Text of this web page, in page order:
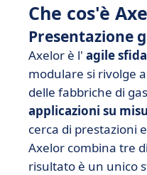
• Odoo o Axelor,
Che cos'è
Presentazione
Axelor è l' agile
modulare si rivolge
delle fabbriche di
applicazioni su
cerca di prestazioni
Axelor combina tre
risultato è un unico